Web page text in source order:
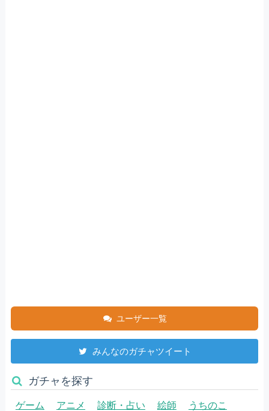
ユーザー一覧
みんなのガチャツイート
ガチャを探す
ゲーム アニメ 診断・占い 絵師
うちのこ